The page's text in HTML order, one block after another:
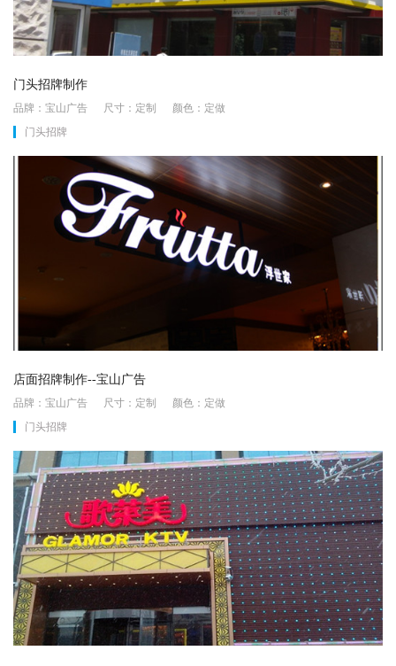
门头招牌制作
品牌：宝山广告 尺寸：定制 颜色：定做
门头招牌
店面招牌制作--宝山广告
品牌：宝山广告 尺寸：定制 颜色：定做
门头招牌